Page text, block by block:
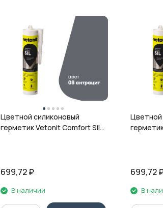
Цветной силиконовый
герметик Vetonit Comfort Sil,
699,72₽
В наличии
Цветной
699,72
В